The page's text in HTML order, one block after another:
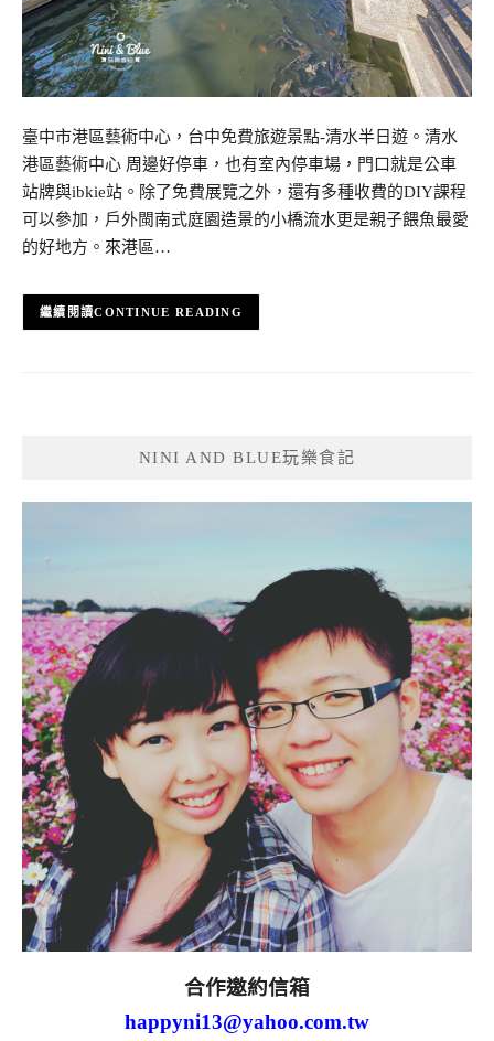
臺中市港區藝術中心，台中免費旅遊景點-清水半日遊。清水
港區藝術中心 周邊好停車，也有室內停車場，門口就是公車
站牌與ibkie站。除了免費展覽之外，還有多種收費的DIY課程
可以參加，戶外閩南式庭園造景的小橋流水更是親子餵魚最愛
的好地方。來港區…
CONTINUE READING
NINI AND BLUE玩樂食記
合作邀約信箱
happyni13@yahoo.com.tw